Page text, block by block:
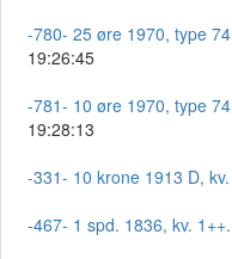
-780- 25 øre 1970, type
19:26:45
-781- 10 øre 1970, type
19:28:13
-331- 10 krone 1913 D,
-467- 1 spd. 1836, kv.